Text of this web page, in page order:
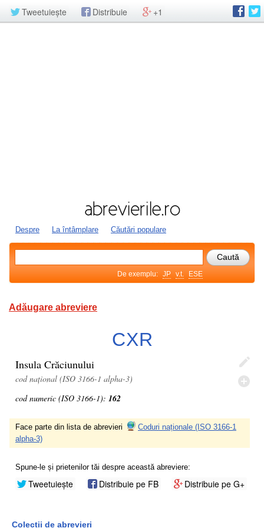
Tweetuiește Distribuie +1
Despre La întâmplare Căutări populare
De exemplu: JP v.t. ESE
Adăugare abreviere
CXR
Insula Crăciunului
cod național (ISO 3166-1 alpha-3)
cod numeric (ISO 3166-1): 162
Face parte din lista de abrevieri
Coduri naționale (ISO 3166-1
alpha-3)
Spune-le și prietenilor tăi despre această abreviere:
Tweetuiește Distribuie pe FB Distribuie pe G+
Colecții de abrevieri